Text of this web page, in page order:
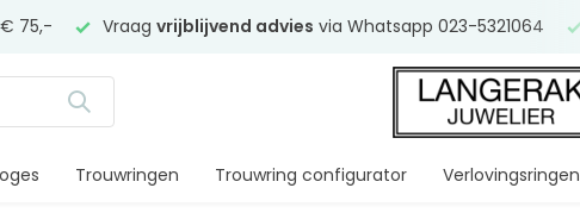
75,- Vraag vrijblijvend advies via Whatsapp 023-5321064
Trouwringen Trouwring configurator Verlovingsringen